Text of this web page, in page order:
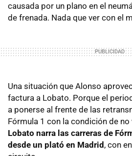
causada por un plano en el
de frenada. Nada que ver con el
Una situación que Alonso
factura a Lobato. Porque el
a ponerse al frente de las
Fórmula 1 con la condición de
Lobato narra las carreras de
desde un plató en Madrid , con